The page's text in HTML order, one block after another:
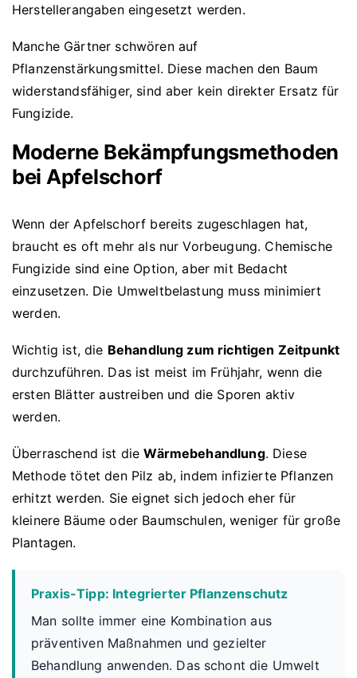
Herstellerangaben eingesetzt werden.
Manche Gärtner schwören auf
Pflanzenstärkungsmittel. Diese machen den Baum
widerstandsfähiger, sind aber kein direkter Ersatz für
Fungizide.
Moderne Bekämpfungsmethoden
bei Apfelschorf
Wenn der Apfelschorf bereits zugeschlagen hat,
braucht es oft mehr als nur Vorbeugung. Chemische
Fungizide sind eine Option, aber mit Bedacht
einzusetzen. Die Umweltbelastung muss minimiert
werden.
Wichtig ist, die Behandlung zum richtigen Zeitpunkt
durchzuführen. Das ist meist im Frühjahr, wenn die
ersten Blätter austreiben und die Sporen aktiv
werden.
Überraschend ist dieWärmebehandlung. Diese
Methode tötet den Pilz ab, indem infizierte Pflanzen
erhitzt werden. Sie eignet sich jedoch eher für
kleinere Bäume oder Baumschulen, weniger für große
Plantagen.
Praxis-Tipp: Integrierter Pflanzenschutz
Man sollte immer eine Kombination aus
präventiven Maßnahmen und gezielter
Behandlung anwenden. Das schont die Umwelt